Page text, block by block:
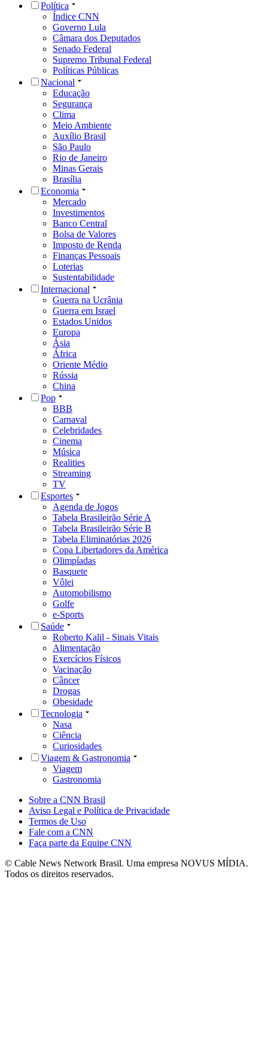
Política
Índice CNN
Governo Lula
Câmara dos Deputados
Senado Federal
Supremo Tribunal Federal
Políticas Públicas
Nacional
Educação
Segurança
Clima
Meio Ambiente
Auxílio Brasil
São Paulo
Rio de Janeiro
Minas Gerais
Brasília
Economia
Mercado
Investimentos
Banco Central
Bolsa de Valores
Imposto de Renda
Finanças Pessoais
Loterias
Sustentabilidade
Internacional
Guerra na Ucrânia
Guerra em Israel
Estados Unidos
Europa
Ásia
África
Oriente Médio
Rússia
China
Pop
BBB
Carnaval
Celebridades
Cinema
Música
Realities
Streaming
TV
Esportes
Agenda de Jogos
Tabela Brasileirão Série A
Tabela Brasileirão Série B
Tabela Eliminatórias 2026
Copa Libertadores da América
Olimpíadas
Basquete
Vôlei
Automobilismo
Golfe
e-Sports
Saúde
Roberto Kalil - Sinais Vitais
Alimentação
Exercícios Físicos
Vacinação
Câncer
Drogas
Obesidade
Tecnologia
Nasa
Ciência
Curiosidades
Viagem & Gastronomia
Viagem
Gastronomia
Sobre a CNN Brasil
Aviso Legal e Política de Privacidade
Termos de Uso
Fale com a CNN
Faça parte da Equipe CNN
© Cable News Network Brasil. Uma empresa NOVUS MÍDIA.
Todos os direitos reservados.